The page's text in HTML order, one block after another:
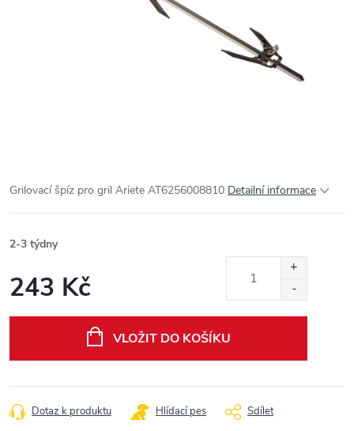
Grilovací špíz pro gril Ariete AT6256008810 Detailní informace
2-3 týdny
243 Kč
VLOŽIT DO KOŠÍKU
Dotaz k produktu Hlídací pes Sdílet